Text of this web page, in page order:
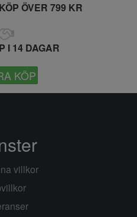
ÖVER 799 KR
I 14 DAGAR
KÖP
villkor